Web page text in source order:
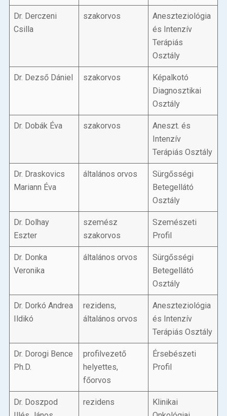
Dr. Derczeni
Csilla
szakorvos
Aneszteziológia
és Intenzív
Terápiás
Osztály
Dr. Dezső Dániel szakorvos
Képalkotó
Diagnosztikai
Osztály
Dr. Dobák Éva szakorvos
Aneszt. és
Intenzív
Terápiás Osztály
Dr. Draskovics
Mariann Éva
általános orvos
Sürgősségi
Betegellátó
Osztály
Dr. Dolhay
Eszter
szemész
szakorvos
Szemészeti
Profil
Dr. Donka
Veronika
általános orvos
Sürgősségi
Betegellátó
Osztály
Dr. Dorkó Andrea
Ildikó
rezidens,
általános orvos
Aneszteziológia
és Intenzív
Terápiás Osztály
Dr. Dorogi Bence
Ph.D.
profilvezető
helyettes,
főorvos
Érsebészeti
Profil
Dr. Doszpod
rezidens
Klinikai